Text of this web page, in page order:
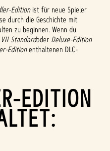
Editionist für neue Spieler
durch die Geschichte mit
zu beginnen. Wenn du
Standardoder Deluxe-Edition
Editionenthaltenen DLC-
EDITION